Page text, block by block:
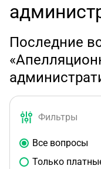
Последние
Фильтры
Все вопросы
Только